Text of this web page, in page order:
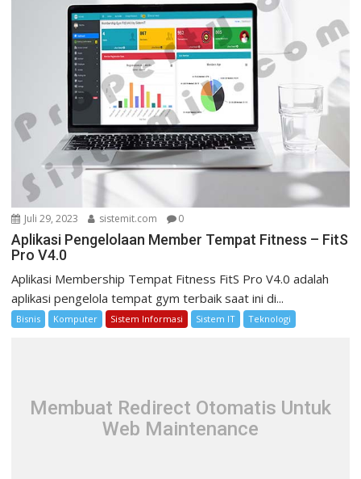
Juli 29, 2023 sistemit.com 0
Aplikasi Pengelolaan Member Tempat Fitness – FitS
Pro V4.0
Aplikasi Membership Tempat Fitness FitS Pro V4.0 adalah
aplikasi pengelola tempat gym terbaik saat ini di...
Bisnis Komputer Sistem Informasi Sistem IT Teknologi
Membuat Redirect Otomatis Untuk
Web Maintenance